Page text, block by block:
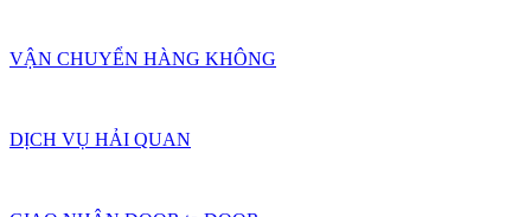
VẬN CHUYỂN HÀNG KHÔNG
DỊCH VỤ HẢI QUAN